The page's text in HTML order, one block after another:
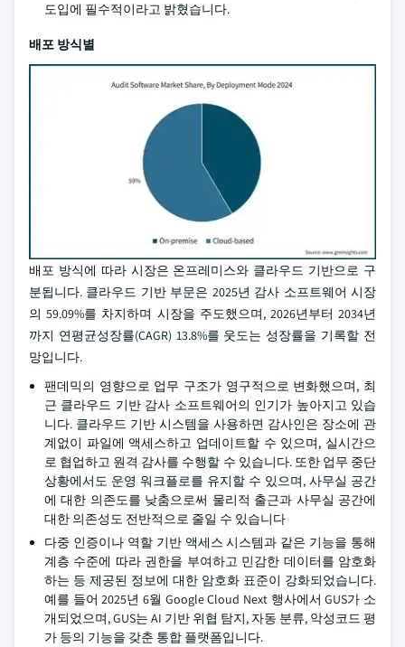
도입에 필수적이라고 밝혔습니다.
배포 방식별
배포 방식에 따라 시장은 온프레미스와 클라우드 기반으로 구
분됩니다. 클라우드 기반 부문은 2025년 감사 소프트웨어 시장
의 59.09%를 차지하며 시장을 주도했으며, 2026년부터 2034년
까지 연평균성장률(CAGR) 13.8%를 웃도는 성장률을 기록할 전
망입니다.
팬데믹의 영향으로 업무 구조가 영구적으로 변화했으며, 최
근 클라우드 기반 감사 소프트웨어의 인기가 높아지고 있습
니다. 클라우드 기반 시스템을 사용하면 감사인은 장소에 관
계없이 파일에 액세스하고 업데이트할 수 있으며, 실시간으
로 협업하고 원격 감사를 수행할 수 있습니다. 또한 업무 중단
상황에서도 운영 워크플로를 유지할 수 있으며, 사무실 공간
에 대한 의존도를 낮춤으로써 물리적 출근과 사무실 공간에
대한 의존성도 전반적으로 줄일 수 있습니다
다중 인증이나 역할 기반 액세스 시스템과 같은 기능을 통해
계층 수준에 따라 권한을 부여하고 민감한 데이터를 암호화
하는 등 제공된 정보에 대한 암호화 표준이 강화되었습니다.
예를 들어 2025년 6월 Google Cloud Next 행사에서 GUS가 소
개되었으며, GUS는 AI 기반 위협 탐지, 자동 분류, 악성코드 평
가 등의 기능을 갖춘 통합 플랫폼입니다.